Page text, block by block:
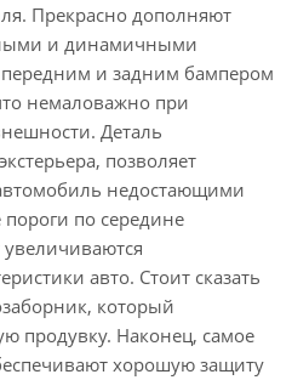
Прекрасно дополняют
и динамичными
передним и задним бампером
немаловажно при
Деталь
позволяет
недостающими
по середине
авто. Стоит сказать
который
продувку. Наконец, самое
хорошую защиту